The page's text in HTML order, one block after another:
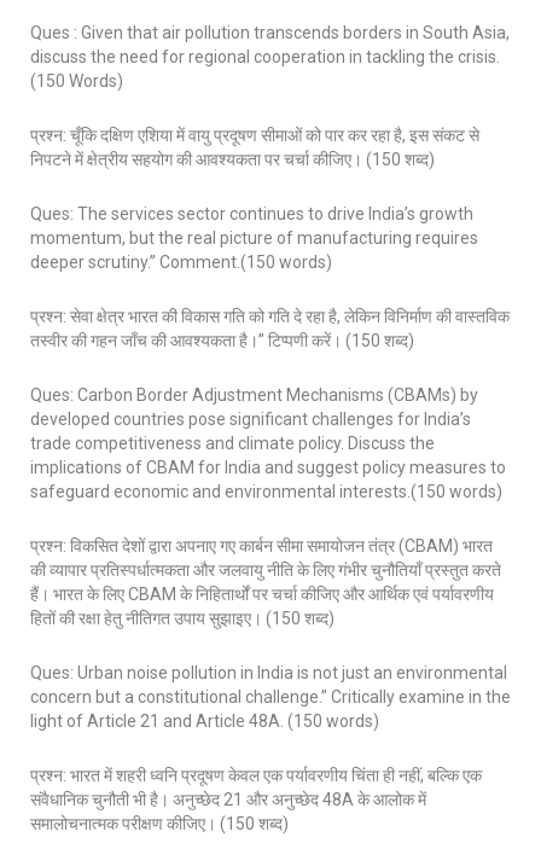
Ques : Given that air pollution transcends borders in South Asia,
discuss the need for regional cooperation in tackling the crisis.
(150 Words)
प्रश्न: चूँकि दक्षिण एशिया में वायु प्रदूषण सीमाओं को पार कर रहा है, इस संकट से
निपटने में क्षेत्रीय सहयोग की आवश्यकता पर चर्चा कीजिए। (150 शब्द)
Ques: The services sector continues to drive India’s growth
momentum, but the real picture of manufacturing requires
deeper scrutiny.” Comment.(150 words)
प्रश्न: सेवा क्षेत्र भारत की विकास गति को गति दे रहा है, लेकिन विनिर्माण की वास्तविक
तस्वीर की गहन जाँच की आवश्यकता है।” टिप्पणी करें। (150 शब्द)
Ques: Carbon Border Adjustment Mechanisms (CBAMs) by
developed countries pose significant challenges for India’s
trade competitiveness and climate policy. Discuss the
implications of CBAM for India and suggest policy measures to
safeguard economic and environmental interests.(150 words)
प्रश्न: विकसित देशों द्वारा अपनाए गए कार्बन सीमा समायोजन तंत्र (CBAM) भारत
की व्यापार प्रतिस्पर्धात्मकता और जलवायु नीति के लिए गंभीर चुनौतियाँ प्रस्तुत करते
हैं। भारत के लिए CBAM के निहितार्थों पर चर्चा कीजिए और आर्थिक एवं पर्यावरणीय
हितों की रक्षा हेतु नीतिगत उपाय सुझाइए। (150 शब्द)
Ques: Urban noise pollution in India is not just an environmental
concern but a constitutional challenge.” Critically examine in the
light of Article 21 and Article 48A. (150 words)
प्रश्न: भारत में शहरी ध्वनि प्रदूषण केवल एक पर्यावरणीय चिंता ही नहीं, बल्कि एक
संवैधानिक चुनौती भी है। अनुच्छेद 21 और अनुच्छेद 48A के आलोक में
समालोचनात्मक परीक्षण कीजिए। (150 शब्द)